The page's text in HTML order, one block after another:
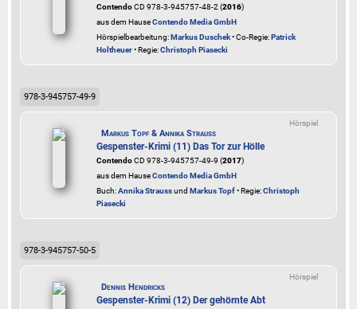
ContendoCD 978-3-945757-48-2 (2016)
aus dem HauseContendo Media GmbH
Hörspielbearbeitung:Markus Duschek• Co-Regie:Patrick
Holtheuer• Regie:Christoph Piasecki
978-3-945757-49-9
Hörspiel
Markus Topf & Annika Strauss
Gespenster-Krimi (11) Das Tor zur Hölle
ContendoCD 978-3-945757-49-9 (2017)
aus dem HauseContendo Media GmbH
Buch:Annika Straussund Markus Topf• Regie:Christoph
Piasecki
978-3-945757-50-5
Hörspiel
Dennis Hendricks
Gespenster-Krimi (12) Der gehörnte Abt